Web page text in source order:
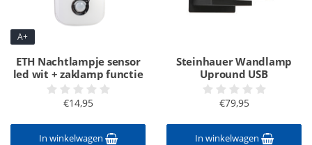
A+
ETH Nachtlampje sensor
led wit + zaklamp functie
€14,95
In winkelwagen
Steinhauer Wandlamp
Upround USB
€79,95
In winkelwagen